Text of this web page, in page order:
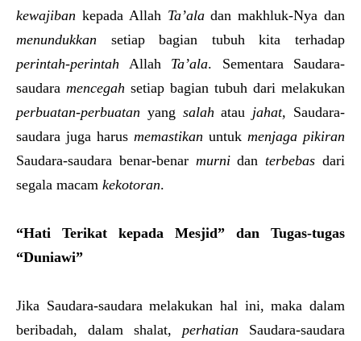
kewajiban kepada Allah Ta’aladan makhluk-Nya dan
menundukkan setiap bagian tubuh kita terhadap
perintah-perintah Allah Ta’ala. Sementara Saudara-
saudara mencegah setiap bagian tubuh dari melakukan
perbuatan-perbuatan yang salah atau jahat, Saudara-
saudara juga harus memastikan untuk menjaga pikiran
Saudara-saudara benar-benar murnidanterbebas dari
segala macam kekotoran.
“Hati Terikat kepada Mesjid” dan Tugas-tugas
“Duniawi”
Jika Saudara-saudara melakukan hal ini, maka dalam
beribadah, dalam shalat, perhatian Saudara-saudara